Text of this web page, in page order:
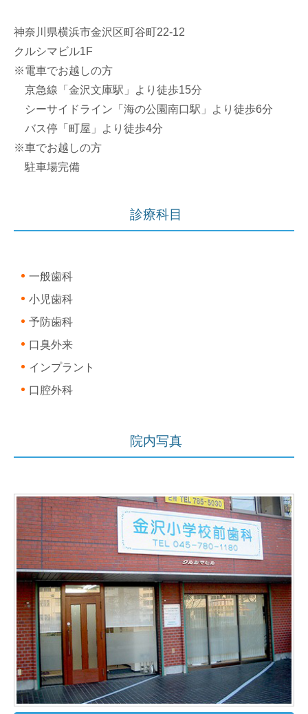
神奈川県横浜市金沢区町谷町22-12
クルシマビル1F
※電車でお越しの方
京急線「金沢文庫駅」より徒歩15分
シーサイドライン「海の公園南口駅」より徒歩6分
バス停「町屋」より徒歩4分
※車でお越しの方
駐車場完備
診療科目
一般歯科
小児歯科
予防歯科
口臭外来
インプラント
口腔外科
院内写真